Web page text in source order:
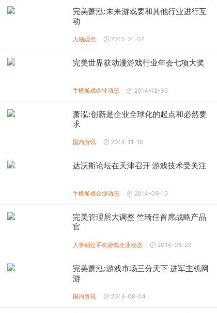
完美萧泓:未来游戏要和其他行业进行互
动
人物观点 2015-01-07
完美世界获动漫游戏行业年会七项大奖
手机游戏企业动态 2014-12-30
萧泓:创新是企业全球化的起点和必然要
求
国内资讯 2014-11-18
达沃斯论坛在天津召开 游戏技术受关注
手机游戏企业动态 2014-09-10
完美管理层大调整 竺琦任首席战略产品
官
人事动迁手机游戏企业动态 2014-08-22
完美萧泓:游戏市场三分天下 进军主机网
游
国内资讯 2014-08-04